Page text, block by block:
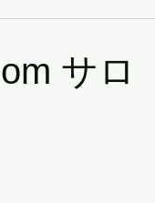
サロ